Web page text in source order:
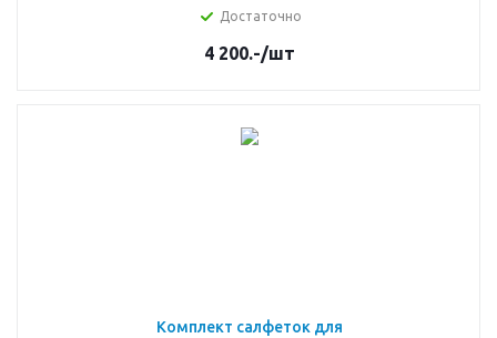
Достаточно
4 200.-/шт
Комплект салфеток для